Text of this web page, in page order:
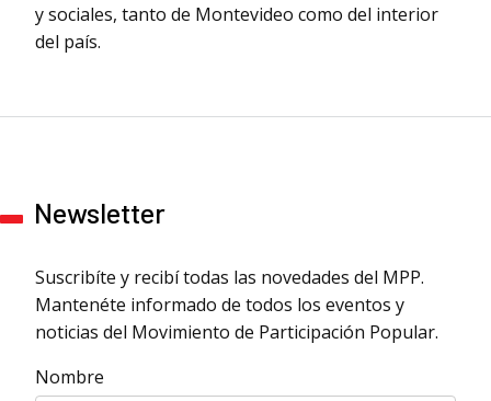
y sociales, tanto de Montevideo como del interior
del país.
Newsletter
Suscribíte y recibí todas las novedades del MPP.
Mantenéte informado de todos los eventos y
noticias del Movimiento de Participación Popular.
Nombre